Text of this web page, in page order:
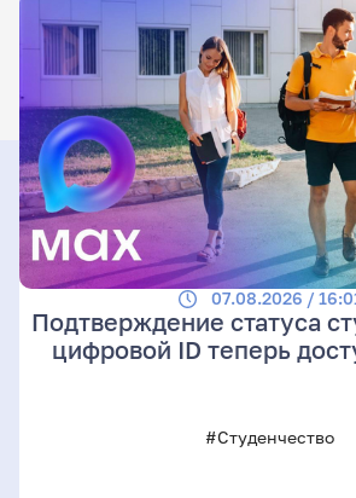
07.08.2026 /
Подтверждение статуса
цифровой ID теперь
#Студенчество